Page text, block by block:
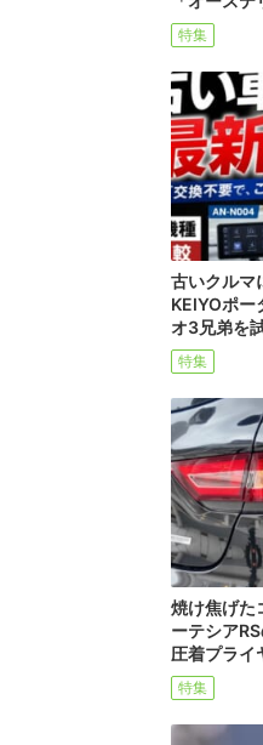
特集
古いクルマ
KEIYOポー
オ3兄弟を
特集
焼け焦げた
ーテシア
圧着プライ
特集